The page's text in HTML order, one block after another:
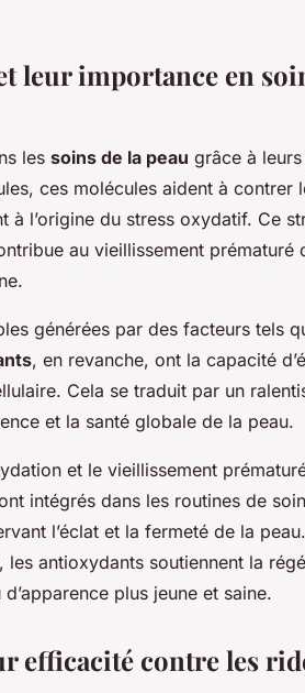
leur importance en
les soins de la peau grâce à
ces molécules aident à contrer
l’origine du stress oxydatif. Ce
au vieillissement prématuré
générées par des facteurs tels
, en revanche, ont la capacité
Cela se traduit par un
et la santé globale de la peau.
et le vieillissement
intégrés dans les routines de
l’éclat et la fermeté de la
antioxydants soutiennent la
plus jeune et saine.
efficacité contre les